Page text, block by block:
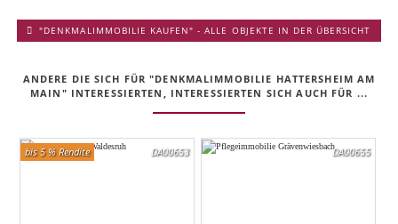
"DENKMALIMMOBILIE KAUFEN" - ALLE OBJEKTE IN DER ÜBERSICHT
ANDERE DIE SICH FÜR "DENKMALIMMOBILIE HATTERSHEIM AM
MAIN" INTERESSIERTEN, INTERESSIERTEN SICH AUCH FÜR ...
DA00653
bis 5 % Rendite DA00655